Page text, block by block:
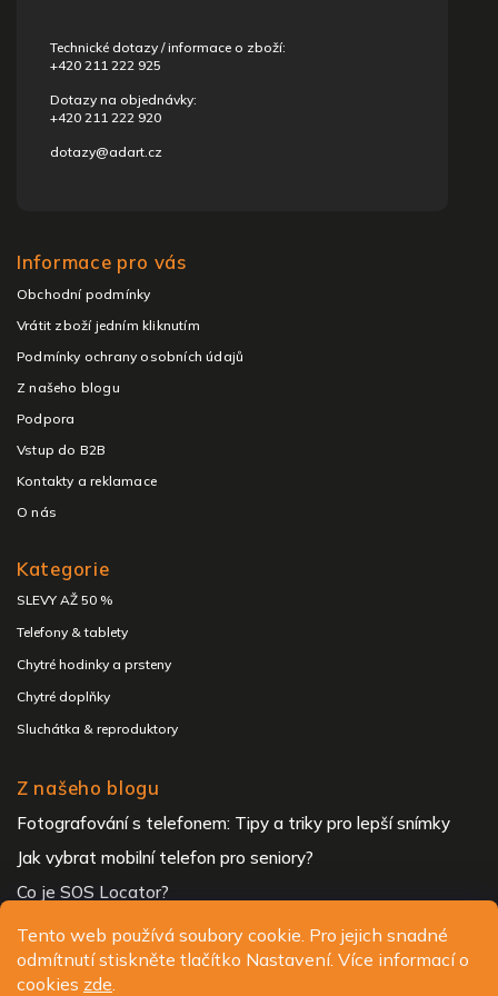
Tento web používá soubory cookie. Pro jejich snadné
odmítnutí stiskněte tlačítko Nastavení. Více informací o
cookies zde.
Technické dotazy / informace o zboží:
+420 211 222 925
Dotazy na objednávky:
+420 211 222 920
dotazy@adart.cz
Informace pro vás
Obchodní podmínky
Vrátit zboží jedním kliknutím
Podmínky ochrany osobních údajů
Z našeho blogu
Podpora
Vstup do B2B
Kontakty a reklamace
O nás
Kategorie
SLEVY AŽ 50 %
Telefony & tablety
Chytré hodinky a prsteny
Chytré doplňky
Sluchátka & reproduktory
Z našeho blogu
Fotografování s telefonem: Tipy a triky pro lepší snímky
Jak vybrat mobilní telefon pro seniory?
Co je SOS Locator?
Copyright 2026ALIGATOR - telefony, chytré hodinky a
příslušenství